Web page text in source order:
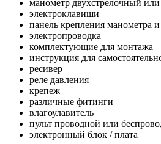
манометр двухстрелочный
электроклавиши
панель крепления манометра
электропроводка
комплектующие для монтажа
инструкция для
ресивер
реле давления
крепеж
различные фитинги
влагоулавитель
пульт проводной или
электронный блок / плата